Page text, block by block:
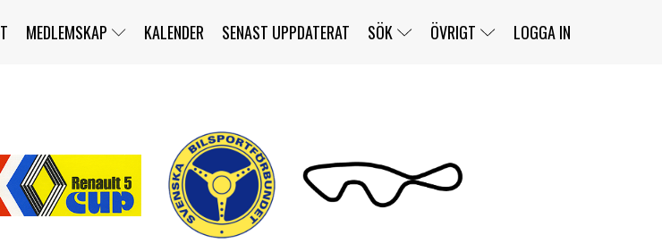
MEDLEMSKAP KALENDER SENAST UPPDATERAT SÖK
TÄVLINGAR
FÖRARE
KLUBBAR
ÖVRIGT LOGGA IN